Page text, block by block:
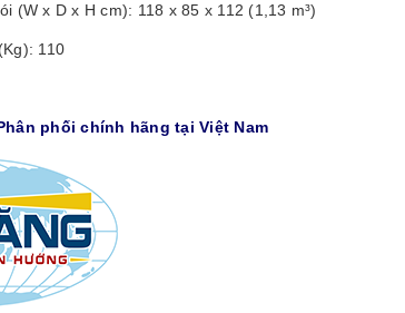
(W x D x H cm): 118 x 85 x 112 (1,13 m³)
110
phối chính hãng tại Việt Nam